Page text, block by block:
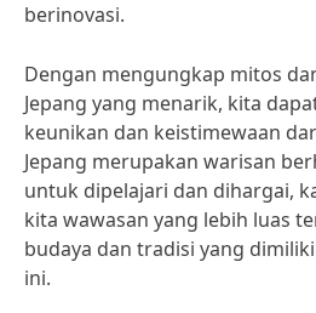
berinovasi.
Dengan mengungkap mitos
Jepang yang menarik, kita
keunikan dan keistimewaan
Jepang merupakan warisan
untuk dipelajari dan dihargai,
kita wawasan yang lebih luas
budaya dan tradisi yang
ini.